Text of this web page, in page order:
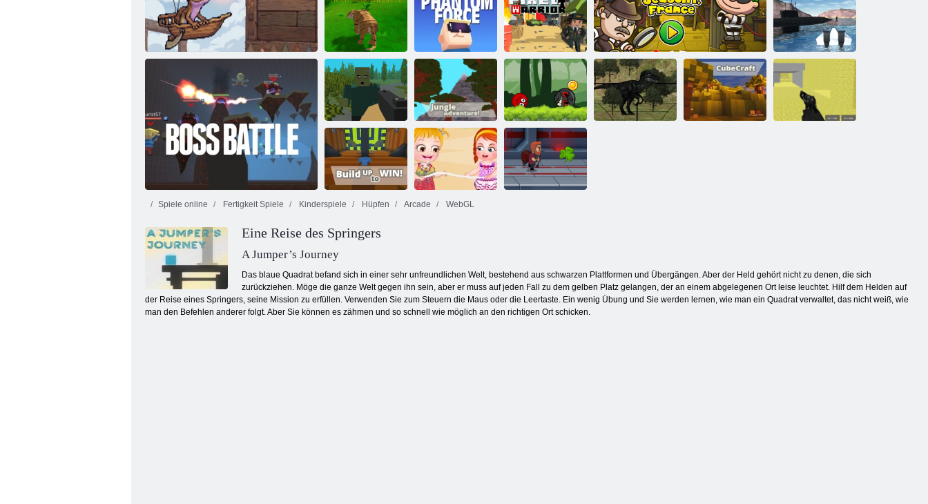
Gecko: Die verrückte Eidechse
Stinke!
Frogie –
Überquere die
Straße
Kogama: 4
Krieg
Kogama
Skispringen!!
Tiger Simulator
Kogama
Phantomkraft
Kogama: Bosskampf
Pixel -Krieger Boot-Simulator
Pixelüberleben
Kogama:
Dschungelabenteuer
Ball Hero
Adventure:
Roter Schlagball
Sie auf, um zu
gewinnen
Spiele online Fertigkeit Spiele Kinderspiele Hüpfen Arcade WebGL
Eine Reise des Springers
A Jumper’s Journey
Das blaue Quadrat befand sich in einer sehr unfreundlichen Welt, bestehend aus schwarzen Plattformen und Übergängen. Aber der Held gehört nicht zu denen, die sich
zurückziehen. Möge die ganze Welt gegen ihn sein, aber er muss auf jeden Fall zu dem gelben Platz gelangen, der an einem abgelegenen Ort leise leuchtet. Hilf dem Helden auf
der Reise eines Springers, seine Mission zu erfüllen. Verwenden Sie zum Steuern die Maus oder die Leertaste. Ein wenig Übung und Sie werden lernen, wie man ein Quadrat verwaltet, das nicht weiß, wie
man den Befehlen anderer folgt. Aber Sie können es zähmen und so schnell wie möglich an den richtigen Ort schicken.